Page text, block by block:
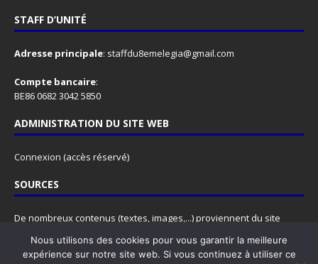
STAFF D’UNITÉ
Adresse principale: staffdu8emelegia@gmail.com
Compte bancaire:
BE86 0682 3042 5850
ADMINISTRATION DU SITE WEB
Connexion (accès réservé)
SOURCES
De nombreux contenus (textes, images,...) proviennent du site
N'hésitez pas à y faire un tour, ce site est rempli d'informations
super utiles, pour les animateurs comme pour les animés.
Nous utilisons des cookies pour vous garantir la meilleure
expérience sur notre site web. Si vous continuez à utiliser ce